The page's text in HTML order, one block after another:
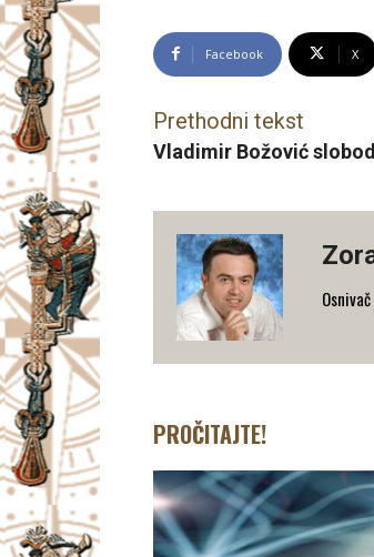
Facebook X
Prethodni tekst
Vladimir Božović
PROČITAJTE!